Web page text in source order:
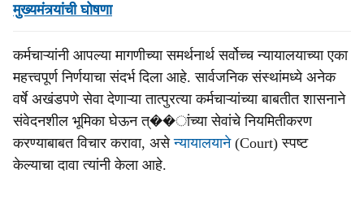
मुख्यमंत्र्यांची घोषणा
कर्मचाऱ्यांनी आपल्या मागणीच्या समर्थनार्थ सर्वोच्च न्यायालयाच्या एका
महत्त्वपूर्ण निर्णयाचा संदर्भ दिला आहे. सार्वजनिक संस्थांमध्ये अनेक
वर्षे अखंडपणे सेवा देणाऱ्या तात्पुरत्या कर्मचाऱ्यांच्या बाबतीत शासनाने
संवेदनशील भूमिका घेऊन त्��ांच्या सेवांचे नियमितीकरण
करण्याबाबत विचार करावा, असेन्यायालयाने(Court) स्पष्ट
केल्याचा दावा त्यांनी केला आहे.